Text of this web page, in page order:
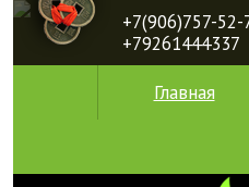
+7(906)757-52-
+79261444337
Главная